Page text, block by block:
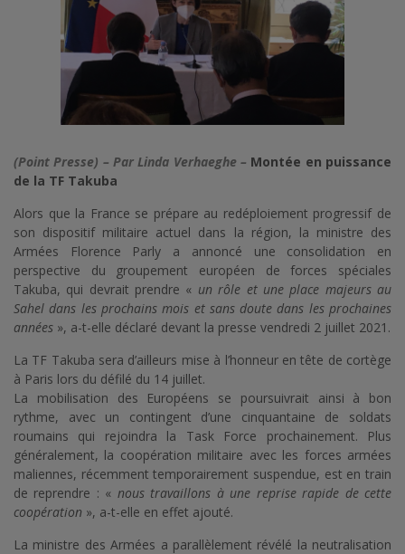
(Point Presse) – Par Linda Verhaeghe – Montée en puissance
de la TF Takuba
Alors que la France se prépare au redéploiement progressif de
son dispositif militaire actuel dans la région, la ministre des
Armées Florence Parly a annoncé une consolidation en
perspective du groupement européen de forces spéciales
Takuba, qui devrait prendre « un rôle et une place majeurs au
Sahel dans les prochains mois et sans doute dans les prochaines
années », a-t-elle déclaré devant la presse vendredi 2 juillet 2021.
La TF Takuba sera d’ailleurs mise à l’honneur en tête de cortège
à Paris lors du défilé du 14 juillet.
La mobilisation des Européens se poursuivrait ainsi à bon
rythme, avec un contingent d’une cinquantaine de soldats
roumains qui rejoindra la Task Force prochainement. Plus
généralement, la coopération militaire avec les forces armées
maliennes, récemment temporairement suspendue, est en train
de reprendre : « nous travaillons à une reprise rapide de cette
coopération », a-t-elle en effet ajouté.
La ministre des Armées a parallèlement révélé la neutralisation